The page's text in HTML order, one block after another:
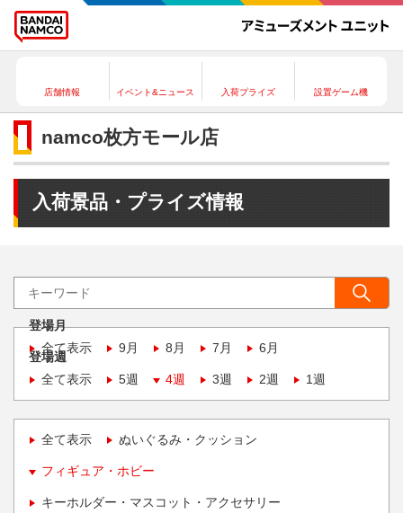
店舗情報 イベント&ニュース 入荷プライズ 設置ゲーム機
namco枚方モール店
入荷景品・プライズ情報
登場月
全て表示
9月 8月 7月 6月
登場週
全て表示
5週 4週 3週 2週 1週
全て表示 ぬいぐるみ・クッション
フィギュア・ホビー
キーホルダー・マスコット・アクセサリー